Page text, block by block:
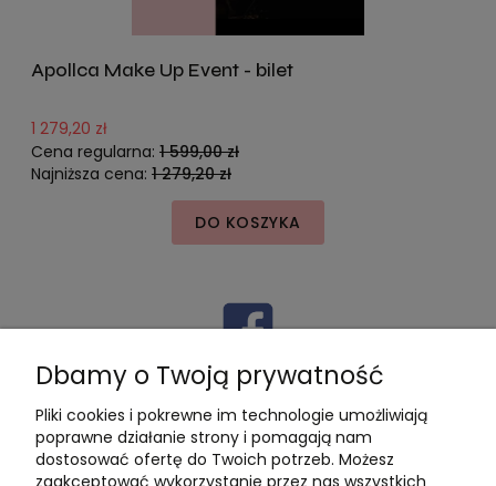
Apollca Make Up Event - bilet
1 279,20 zł
Cena regularna: 1 599,00 zł
Najniższa cena: 1 279,20 zł
DO KOSZYKA
Dbamy o Twoją prywatność
Pliki cookies i pokrewne im technologie umożliwiają
poprawne działanie strony i pomagają nam
dostosować ofertę do Twoich potrzeb. Możesz
zaakceptować wykorzystanie przez nas wszystkich